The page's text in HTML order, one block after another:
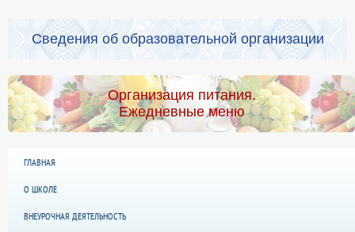
Сведения об образовательной организации
Организация питания.
Ежедневные меню
ГЛАВНАЯ
О ШКОЛЕ
ВНЕУРОЧНАЯ ДЕЯТЕЛЬНОСТЬ